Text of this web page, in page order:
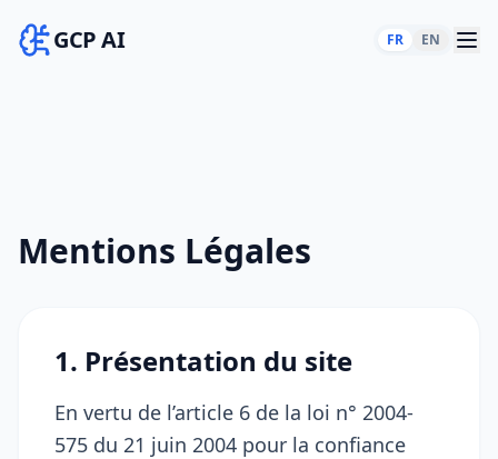
GCP AI FR EN
Mentions Légales
1. Présentation du site
En vertu de l’article 6 de la loi n° 2004-
575 du 21 juin 2004 pour la confiance